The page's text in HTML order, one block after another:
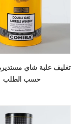
تغليف علبة شاي
حسب الطلب